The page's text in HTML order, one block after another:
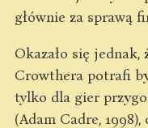
głównie za sprawą
Okazało się
Crowthera potrafi
tylko dla gier
(Adam Cadre,